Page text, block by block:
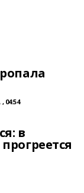
04:54
в